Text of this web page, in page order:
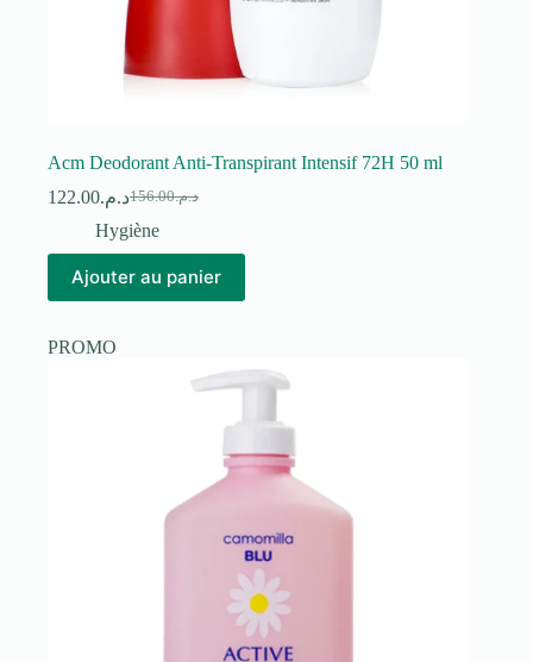
Acm Deodorant Anti-Transpirant Intensif 72H 50 ml
د.م.156.00
Le
prix
était :
د.م.122.00
Le
prix
est :
Hygiène
Ajouter au panier
PROMO